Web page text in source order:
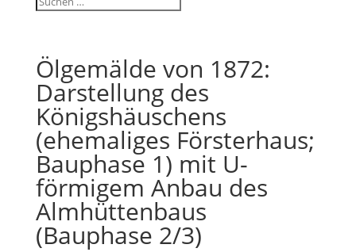
Ölgemälde von 1872:
Darstellung des
Königshäuschens
(ehemaliges Försterhaus;
Bauphase 1) mit U-
förmigem Anbau des
Almhüttenbaus
(Bauphase 2/3)